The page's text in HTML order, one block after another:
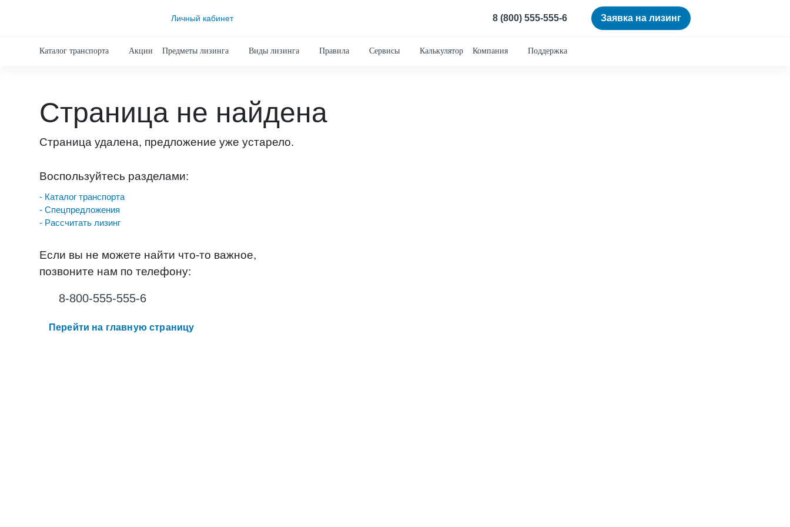
Личный кабинет 8 (800) 555-555-6 Заявка на лизинг
Каталог транспорта Акции Предметы лизинга Виды лизинга Правила Сервисы Калькулятор Компания Поддержка
Страница не найдена
Страница удалена, предложение уже устарело.
Воспользуйтесь разделами:
- Каталог транспорта
- Спецпредложения
- Рассчитать лизинг
Если вы не можете найти что-то важное,
позвоните нам по телефону:
8-800-555-555-6
Перейти на главную страницу